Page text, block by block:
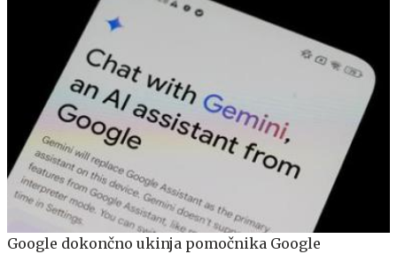
Google dokončno ukinja pomočnika Google